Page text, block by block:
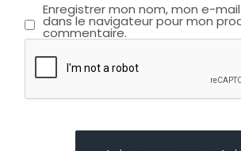
Enregistrer mon nom, mon e-
dans le navigateur pour mon
commentaire.